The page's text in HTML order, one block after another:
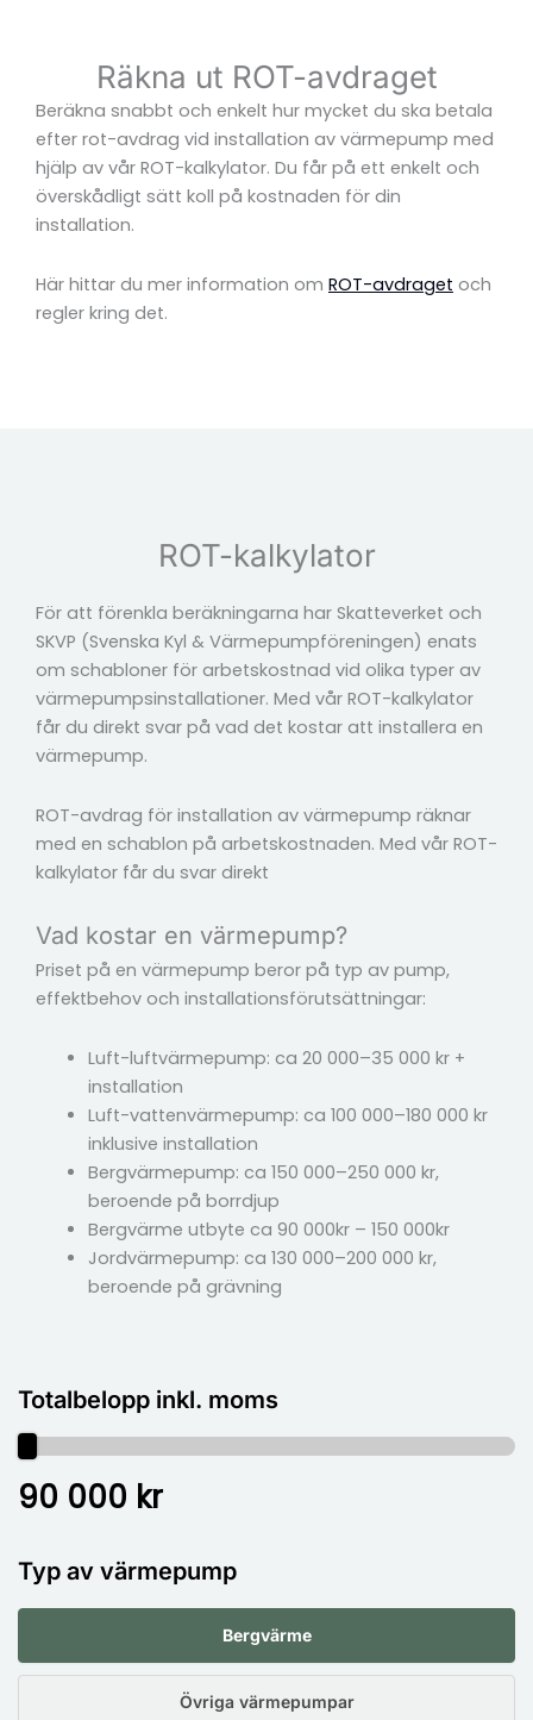
Räkna ut ROT-avdraget
Beräkna snabbt och enkelt hur mycket du ska betala
efter rot-avdrag vid installation av värmepump med
hjälp av vår ROT-kalkylator. Du får på ett enkelt och
överskådligt sätt koll på kostnaden för din
installation.
Här hittar du mer information om ROT-avdraget och
regler kring det.
ROT-kalkylator
För att förenkla beräkningarna har Skatteverket och
SKVP (Svenska Kyl & Värmepumpföreningen) enats
om schabloner för arbetskostnad vid olika typer av
värmepumpsinstallationer. Med vår ROT-kalkylator
får du direkt svar på vad det kostar att installera en
värmepump.
ROT-avdrag för installation av värmepump räknar
med en schablon på arbetskostnaden. Med vår ROT-
kalkylator får du svar direkt
Vad kostar en värmepump?
Priset på en värmepump beror på typ av pump,
effektbehov och installationsförutsättningar:
Luft-luftvärmepump: ca 20 000–35 000 kr +
installation
Luft-vattenvärmepump: ca 100 000–180 000 kr
inklusive installation
Bergvärmepump: ca 150 000–250 000 kr,
beroende på borrdjup
Bergvärme utbyte ca 90 000kr – 150 000kr
Jordvärmepump: ca 130 000–200 000 kr,
beroende på grävning
Totalbelopp inkl. moms
90 000 kr
Typ av värmepump
Bergvärme
Övriga värmepumpar